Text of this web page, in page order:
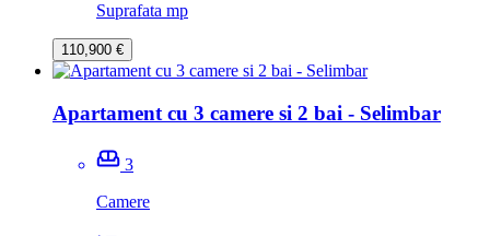
Suprafata mp
110,900 €
Apartament cu 3 camere si 2 bai - Selimbar
3
Camere